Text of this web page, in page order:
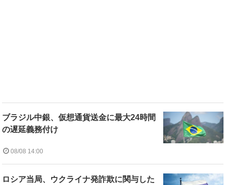
ブラジル中銀、仮想通貨送金に最大24時間
の遅延義務付け
08/08 14:00
ロシア当局、ウクライナ発詐欺に関与した